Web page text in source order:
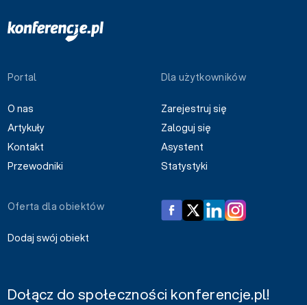
Portal
O nas
Artykuły
Kontakt
Przewodniki
Dla użytkowników
Zarejestruj się
Zaloguj się
Asystent
Statystyki
Oferta dla obiektów
Dodaj swój obiekt
Dołącz do społeczności konferencje.pl!